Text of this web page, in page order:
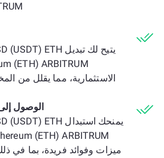
الاستثمارية، مما يقلل من
الوصول
ميزات وفوائد فريدة، بما في